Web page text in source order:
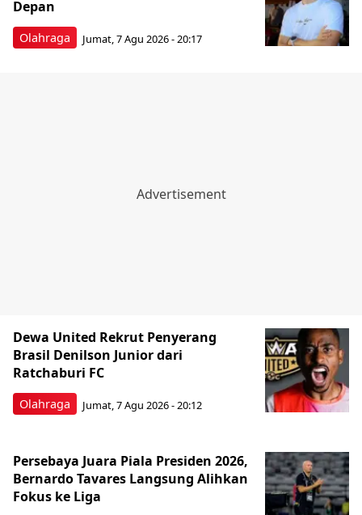
Olahraga
Depan
Jumat, 7 Agu 2026 - 20:17
Olahraga
Dewa United Rekrut Penyerang
Brasil Denilson Junior dari
Ratchaburi FC
Jumat, 7 Agu 2026 - 20:12
Persebaya Juara Piala Presiden 2026,
Bernardo Tavares Langsung Alihkan
Fokus ke Liga